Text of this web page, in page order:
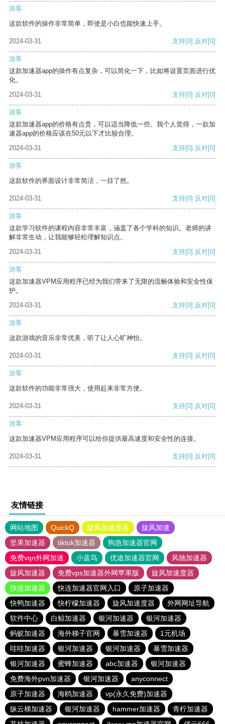
游客
这款软件的操作非常简单，即使是小白也能快速上手。
2024-03-31 支持[0] 反对[0]
游客
这款加速器app的操作有点复杂，可以简化一下，比如将设置页面进行优
化。
2024-03-31
支持[0] 反对[0]
游客
这款加速器app的价格有点贵，可以适当降低一些。我个人觉得，一款加
速器app的价格应该在50元以下才比较合理。
2024-03-31
支持[0] 反对[0]
游客
这款软件的界面设计非常简洁，一目了然。
2024-03-31 支持[0] 反对[0]
游客
这款学习软件的课程内容非常丰富，涵盖了各个学科的知识。老师的讲
解非常生动，让我能够轻松理解知识点。
2024-03-31
支持[0] 反对[0]
游客
这款加速器VPM应用程序已经为我们带来了无限的流畅体验和安全性保
护。
2024-03-31
支持[0] 反对[0]
游客
这款游戏的音乐非常优美，听了让人心旷神怡。
2024-03-31 支持[0] 反对[0]
游客
这款软件的功能非常强大，使用起来非常方便。
2024-03-31 支持[0] 反对[0]
游客
这款加速器VPM应用程序可以给你提供最高速度和安全性的连接。
2024-03-31 支持[0] 反对[0]
友情链接
网站地图 QuickQ 旋风加速度器
旋风加速
坚果加速器
tiktok加速器
狗急加速器官网
免费vqn外网加速
小蓝鸟 优途加速器官网
风驰加速器
旋风加速器
免费vps加速器外网苹果版
旋风加速度器
快连加速器
快连加速器官网入口
原子加速器
快鸭加速器
快柠檬加速器 旋风加速度器
外网网址导航
软件中心
白鲸加速器 银河加速器
银河加速器
蚂蚁加速器
海外梯子官网 暴雪加速器
1元机场
哇哇加速器
银河加速器 银河加速器
暴雪加速器
银河加速器
蜜蜂加速器 abc加速器
银河加速器
免费海外pvn加速器
银河加速器
anyconnect
原子加速器
海鸥加速器
vp(永久免费)加速器
纵云梯加速器
银河加速器 hammer加速器
青柠加速器